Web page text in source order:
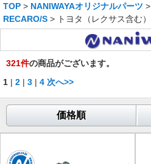
TOP > NANIWAYAオリジナルパーツ >
RECARO/S > トヨタ（レクサス含む）
321件の商品がございます。
1 | 2 | 3 | 4 次へ>>
価格順